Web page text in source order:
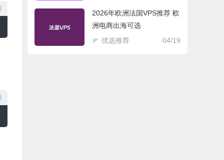
2026年欧洲法国VPS推荐 欧
洲电商出海可选
04/19
优选推荐